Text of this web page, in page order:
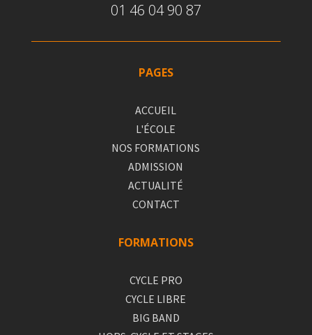
01 46 04 90 87
PAGES
ACCUEIL
L'ÉCOLE
NOS FORMATIONS
ADMISSION
ACTUALITÉ
CONTACT
FORMATIONS
CYCLE PRO
CYCLE LIBRE
BIG BAND